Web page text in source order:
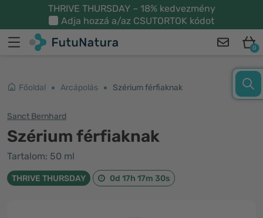
THRIVE THURSDAY – 18% kedvezmény
Adja hozzá a/az CSUTORTOK kódot
0
Főoldal Arcápolás Szérium férfiaknak
Sanct Bernhard
Szérium férfiaknak
Tartalom: 50 ml
THRIVE THURSDAY 0d 17h 17m 30s